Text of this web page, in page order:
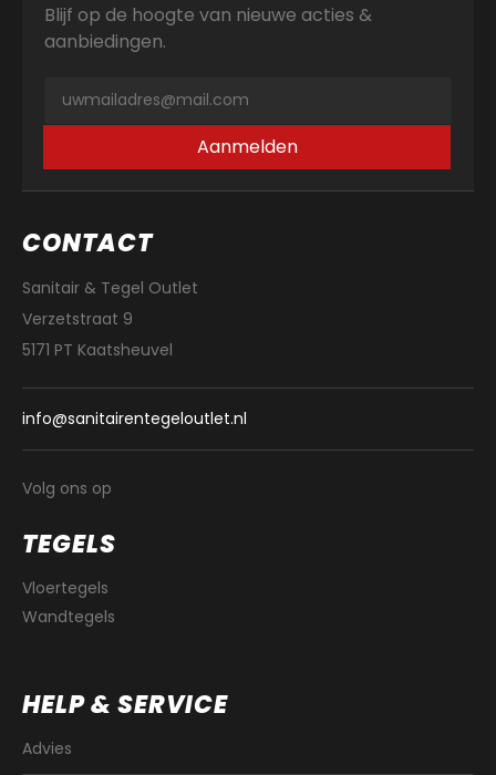
Blijf op de hoogte van nieuwe acties &
aanbiedingen.
Aanmelden
CONTACT
Sanitair & Tegel Outlet
Verzetstraat 9
5171 PT Kaatsheuvel
info@sanitairentegeloutlet.nl
Volg ons op
TEGELS
Vloertegels
Wandtegels
HELP & SERVICE
Advies